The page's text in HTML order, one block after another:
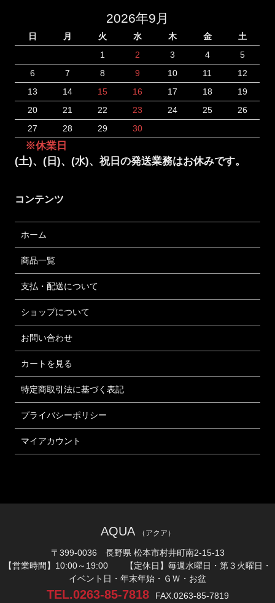
2026年9月
日 月 火 水 木 金
土
1
2 3 4
5
6
7 8 9 10 11
12
13
14 15 16 17 18
19
20
21 22 23 24 25
26
27
28 29 30
※休業日
(土)、(日)、(水)、祝日の発送業務はお休みです。
コンテンツ
ホーム
商品一覧
支払・配送について
ショップについて
お問い合わせ
カートを見る
特定商取引法に基づく表記
プライバシーポリシー
マイアカウント
AQUA （アクア）
〒399-0036 長野県 松本市村井町南2-15-13
【営業時間】10:00～19:00 【定休日】毎週水曜日・第３火曜日・
イベント日・年末年始・ＧＷ・お盆
TEL.0263-85-7818 FAX.0263-85-7819